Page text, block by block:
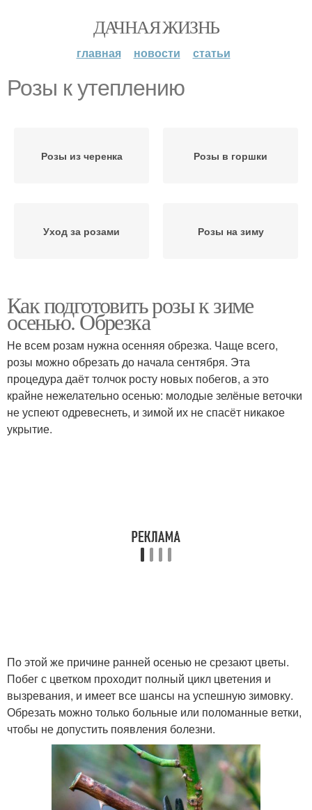
ДАЧНАЯ ЖИЗНЬ
главная новости статьи
Розы к утеплению
Розы из черенка Розы в горшки
Уход за розами Розы на зиму
Как подготовить розы к зиме
осенью. Обрезка
Не всем розам нужна осенняя обрезка. Чаще всего,
розы можно обрезать до начала сентября. Эта
процедура даёт толчок росту новых побегов, а это
крайне нежелательно осенью: молодые зелёные веточки
не успеют одревеснеть, и зимой их не спасёт никакое
укрытие.
По этой же причине ранней осенью не срезают цветы.
Побег с цветком проходит полный цикл цветения и
вызревания, и имеет все шансы на успешную зимовку.
Обрезать можно только больные или поломанные ветки,
чтобы не допустить появления болезни.